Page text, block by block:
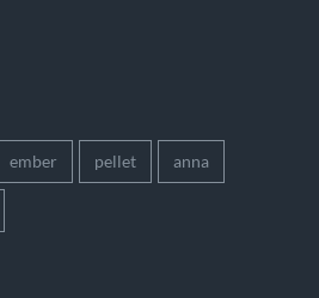
ember pellet anna